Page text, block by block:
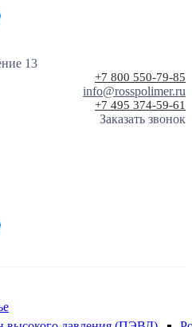
13
+7 800 550-79-85
info@rosspolimer.ru
+7 495 374-59-61
Заказать звонок